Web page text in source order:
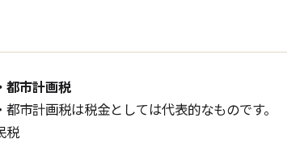
都市計画税
市計画税は税金としては代表的なものです。
税